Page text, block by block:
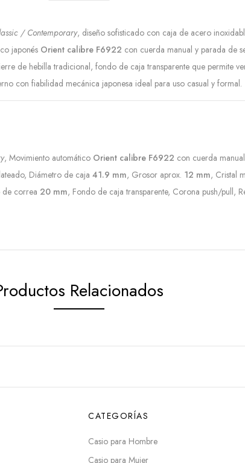
/ Contemporary, diseño sofisticado con caja de acero
japonés Orient calibre F6922 con cuerda manual y parada de
de hebilla tradicional, fondo de caja transparente que permite
con fiabilidad mecánica japonesa ideal para uso casual y formal.
, Movimiento automático Orient calibre F6922 con cuerda
Diámetro de caja 41.9 mm, Grosor aprox. 12 mm, Cristal
correa 20 mm, Fondo de caja transparente, Corona push/pull,
Relacionados
CATEGORÍAS
Casio para Hombre
Casio para Mujer